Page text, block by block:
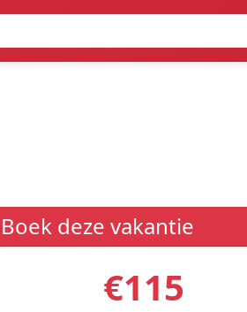
Boek deze vakantie
€115